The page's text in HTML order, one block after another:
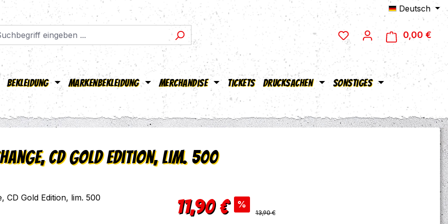
Deutsch
0,00 €
Bekleidung Markenbekleidung Merchandise Tickets Drucksachen Sonstiges
CD Gold Edition, lim. 500
Verkaufspreis:
11,90 € %
Regulärer Preis:
13,90 €